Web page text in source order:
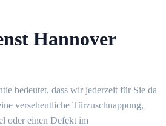
Hannover
bedeutet, dass wir jederzeit für Sie da
versehentliche Türzuschnappung,
oder einen Defekt im